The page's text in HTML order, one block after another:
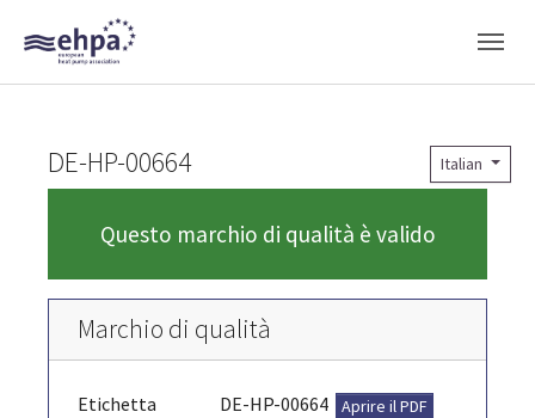
Skip to main navigation
Skip to main content
Skip to page footer
Italian
DE-HP-00664
Questo marchio di qualità è valido
Marchio di qualità
Etichetta DE-HP-00664 Aprire il PDF